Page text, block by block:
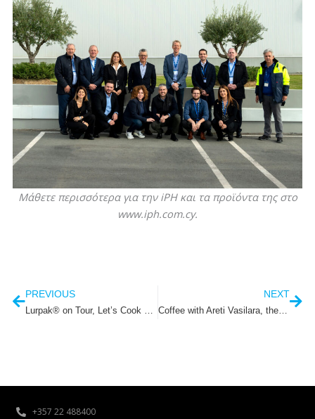
Μάθετε περισσότερα για την iPH και τα προϊόντα της στο
www.iph.com.cy.
PREVIOUS
Lurpak® on Tour, Let’s Cook – It’s showtime!
NEXT
Coffee with Areti Vasilara, the HR Manager of Iakovos Photiades Group of Companies
+357 22 488400